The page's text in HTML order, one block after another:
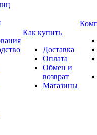
Как купить
Доставка
Оплата
Обмен и
возврат
Магазины